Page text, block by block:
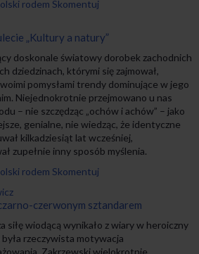
rodem Skomentuj
„Kultury a natury”
doskonale światowy dorobek zachodnich
dziedzinach, którymi się zajmował,
pomysłami trendy dominujące w jego
Niejednokrotnie przejmowano u nas
– nie szczędząc „ochów i achów” – jako
genialne, nie wiedząc, że identyczne
kilkadziesiąt lat wcześniej,
zupełnie inny sposób myślenia.
rodem Skomentuj
czerwonym sztandarem
siłę wiodącą wynikało z wiary w heroiczny
rzeczywista motywacja
Zakrzewski wielokrotnie